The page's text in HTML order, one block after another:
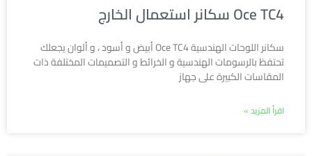
Oce TC4 سكانر استعمال الخارج
سكانر اللوحات الهندسية Oce TC4 أبيض و أسود ، و ألوان يجعلك
تحتفظ بالرسومات الهندسية و الخرائط و التصميمات المختلفة ذات
المقاسات الكبيرة على جهاز
اقرأ المزيد »